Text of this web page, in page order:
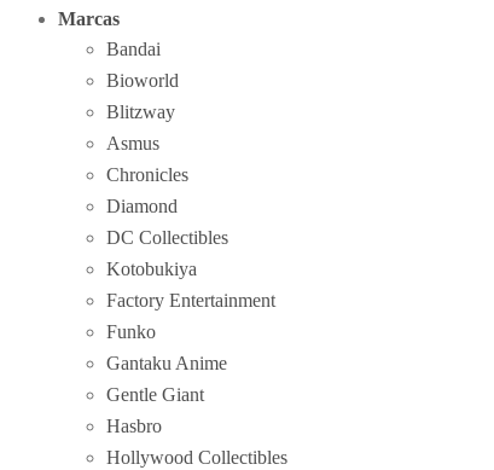
Marcas
Bandai
Bioworld
Blitzway
Asmus
Chronicles
Diamond
DC Collectibles
Kotobukiya
Factory Entertainment
Funko
Gantaku Anime
Gentle Giant
Hasbro
Hollywood Collectibles